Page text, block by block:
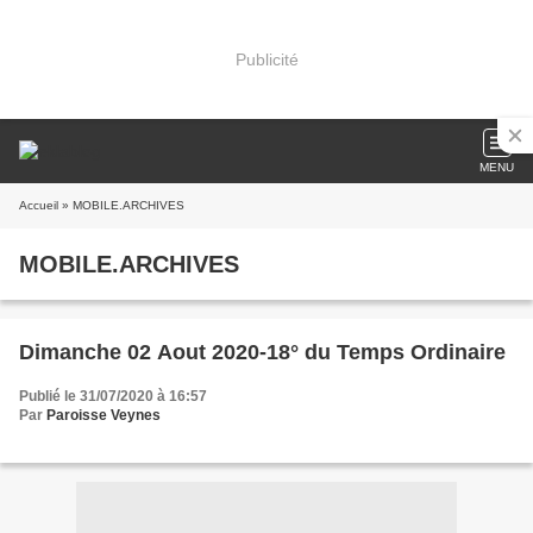
Publicité
MENU
Accueil » MOBILE.ARCHIVES
MOBILE.ARCHIVES
Dimanche 02 Aout 2020-18° du Temps Ordinaire
Publié le 31/07/2020 à 16:57
Par Paroisse Veynes